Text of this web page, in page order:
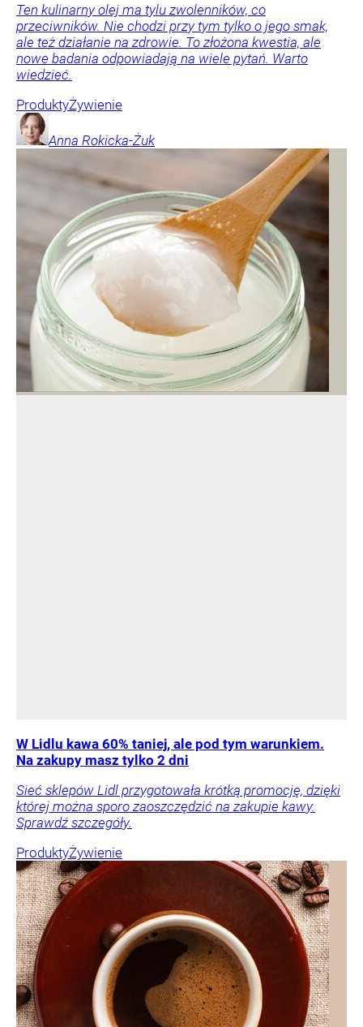
Ten kulinarny olej ma tylu zwolenników, co
przeciwników. Nie chodzi przy tym tylko o jego smak,
ale też działanie na zdrowie. To złożona kwestia, ale
nowe badania odpowiadają na wiele pytań. Warto
wiedzieć.
ProduktyŻywienie
Anna Rokicka-Żuk
W Lidlu kawa 60% taniej, ale pod tym warunkiem.
Na zakupy masz tylko 2 dni
Sieć sklepów Lidl przygotowała krótką promocję, dzięki
której można sporo zaoszczędzić na zakupie kawy.
Sprawdź szczegóły.
ProduktyŻywienie